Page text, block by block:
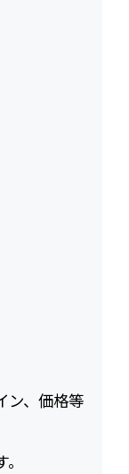
ン、価格等